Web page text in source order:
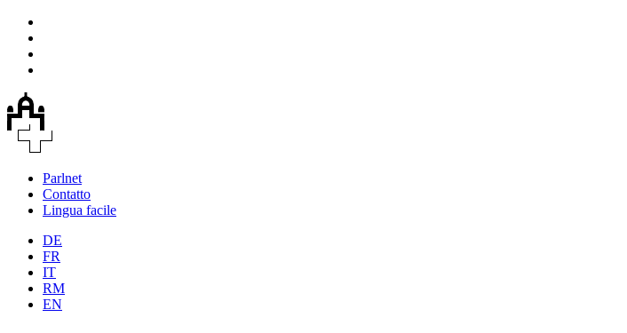
Parlnet
Contatto
Lingua facile
DE
FR
IT
RM
EN